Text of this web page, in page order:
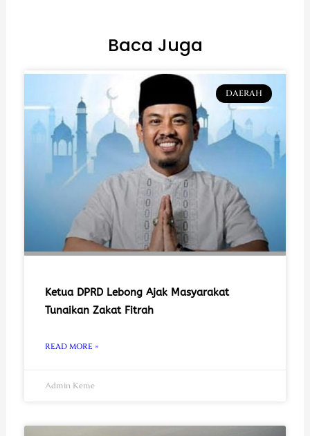
Baca Juga
DAERAH
Ketua DPRD Lebong Ajak Masyarakat
Tunaikan Zakat Fitrah
READ MORE »
Admin Keme